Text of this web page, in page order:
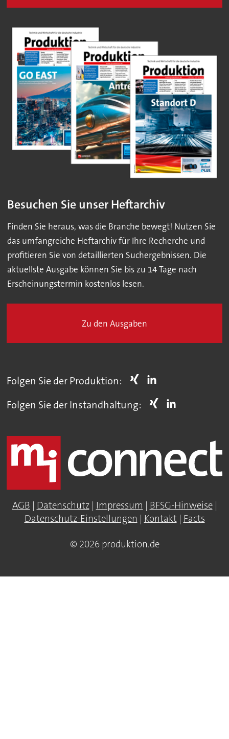
Besuchen Sie unser Heftarchiv
Finden Sie heraus, was die Branche bewegt! Nutzen Sie
das umfangreiche Heftarchiv für Ihre Recherche und
profitieren Sie von detaillierten Suchergebnissen. Die
aktuellste Ausgabe können Sie bis zu 14 Tage nach
Erscheinungstermin kostenlos lesen.
Zu den Ausgaben
Folgen Sie der Produktion:
Folgen Sie der Instandhaltung:
AGB | Datenschutz| Impressum | BFSG-Hinweise|
Datenschutz-Einstellungen | Kontakt| Facts
© 2026 produktion.de